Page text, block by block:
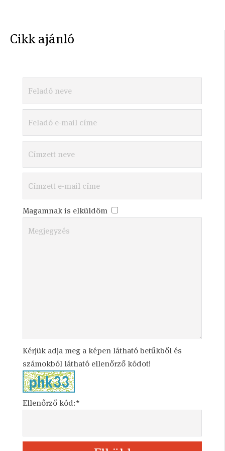
Cikk ajánló
Magamnak is elküldöm
Kérjük adja meg a képen látható betűkből és
számokból látható ellenőrző kódot!
Ellenőrző kód:*